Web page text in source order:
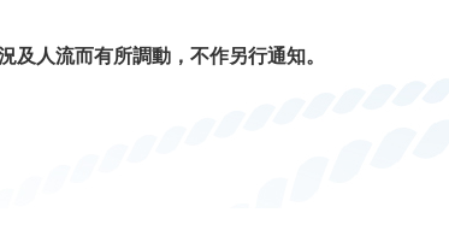
人流而有所調動，不作另行通知。